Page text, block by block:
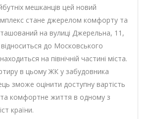
мешканців цей новий
стане джерелом комфорту та
на вулиці Джерельна, 11,
відноситься до Московського
на північній частині міста.
в цьому ЖК у забудовника
зможе оцінити доступну вартість
та комфортне життя в одному з
країни.